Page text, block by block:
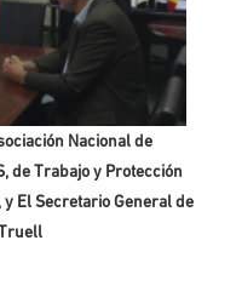
Nacional de
de Trabajo y Protección
El Secretario General de